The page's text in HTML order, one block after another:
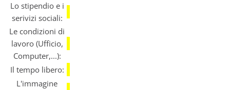
Lo stipendio e i
serivizi sociali:
Le condizioni di
lavoro (Ufficio,
Computer,...):
Il tempo libero:
L'immagine